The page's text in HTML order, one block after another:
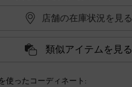
店舗の在庫状況を見る
類似アイテムを見る
使ったコーディネート: